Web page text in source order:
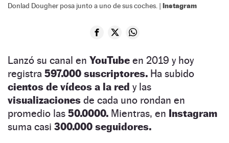
Donlad Dougher posa junto a uno de sus coches. | Instagram
Lanzó su canal en YouTube en 2019 y hoy
registra 597.000 suscriptores. Ha subido
cientos de vídeos a la red y las
visualizaciones de cada uno rondan en
promedio las 50.0000. Mientras, en Instagram
suma casi 300.000 seguidores.